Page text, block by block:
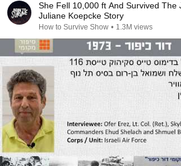
She Fell 10,000 ft And Survived The
Juliane Koepcke Story
How to Survive Show • 1.3M views